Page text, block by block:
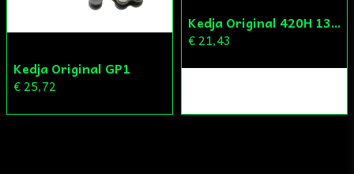
Kedja Original GP1
€ 25,72
Kedja Original 420H 132L
€ 21,43